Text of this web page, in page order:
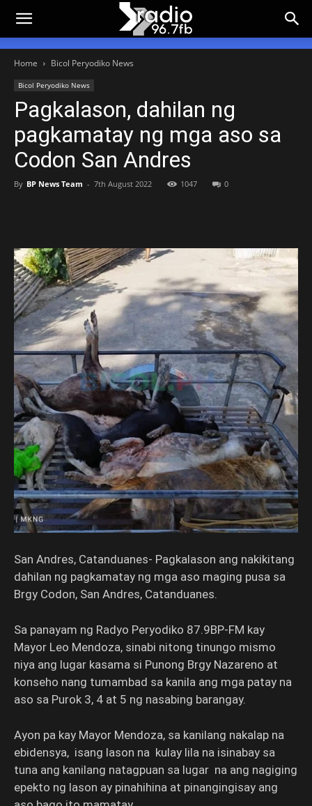
Home Bicol Peryodiko News
Bicol Peryodiko News
Pagkalason, dahilan ng
pagkamatay ng mga aso sa
Codon San Andres
By BP News Team - 7th August 2022 1047 0
San Andres, Catanduanes- Pagkalason ang nakikitang
dahilan ng pagkamatay ng mga aso maging pusa sa
Brgy Codon, San Andres, Catanduanes.
Sa panayam ng Radyo Peryodiko 87.9BP-FM kay
Mayor Leo Mendoza, sinabi nitong tinungo mismo
niya ang lugar kasama si Punong Brgy Nazareno at
konseho nang tumambad sa kanila ang mga patay na
aso sa Purok 3, 4 at 5 ng nasabing barangay.
Ayon pa kay Mayor Mendoza, sa kanilang nakalap na
ebidensya, isang lason na kulay lila na isinabay sa
tuna ang kanilang natagpuan sa lugar na ang nagiging
epekto ng lason ay pinahihina at pinangingisay ang